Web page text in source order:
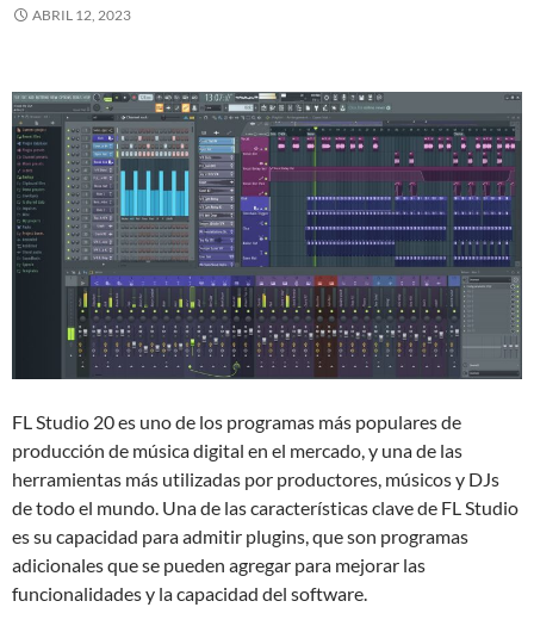
ABRIL 12, 2023
FL Studio 20 es uno de los programas más populares de
producción de música digital en el mercado, y una de las
herramientas más utilizadas por productores, músicos y DJs
de todo el mundo. Una de las características clave de FL Studio
es su capacidad para admitir plugins, que son programas
adicionales que se pueden agregar para mejorar las
funcionalidades y la capacidad del software.